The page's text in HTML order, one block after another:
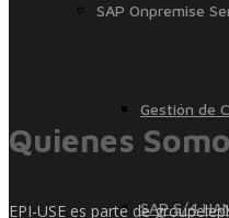
SAP Onpremise
Gestión de
SAP S/4
Quienes
EPI-USE es parte de